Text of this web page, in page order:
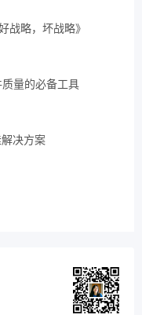
战略，坏战略》
量的必备工具
决方案